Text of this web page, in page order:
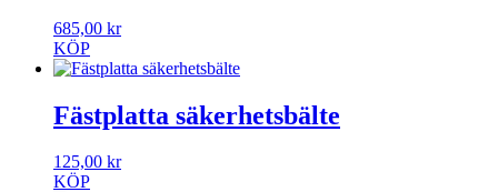
685,00 kr
KÖP
Fästplatta säkerhetsbälte
125,00 kr
KÖP